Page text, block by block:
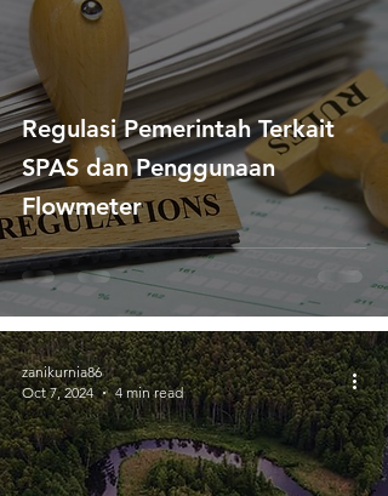
Regulasi Pemerintah Terkait
SPAS dan Penggunaan
Flowmeter
zanikurnia86
Oct 7, 2024
4 min read